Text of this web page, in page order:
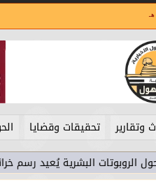
هـ
وتقارير تحقيقات وقضايا
البشرية يُعيد رسم خرائط